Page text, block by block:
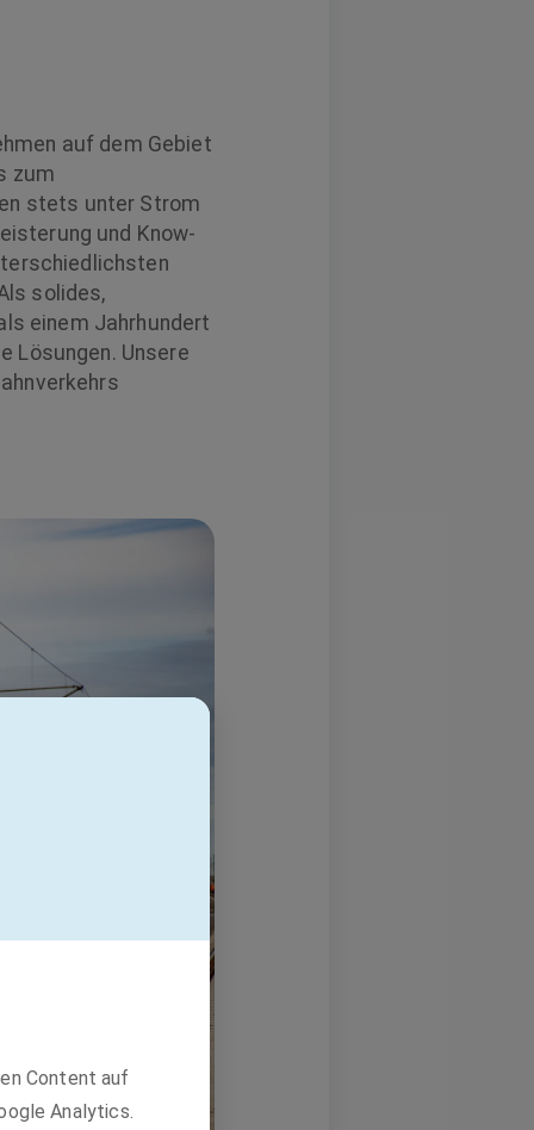
auf dem Gebiet
zum
stets unter Strom
und Know-
solides,
einem Jahrhundert
Lösungen. Unsere
Content auf
Analytics.